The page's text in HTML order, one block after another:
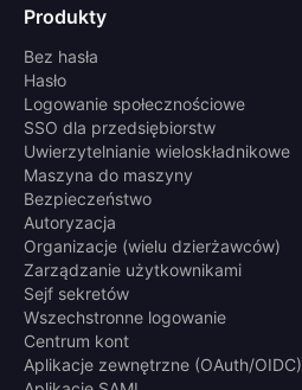
Produkty
Bez hasła
Hasło
Logowanie społecznościowe
SSO dla przedsiębiorstw
Uwierzytelnianie wieloskładnikowe
Maszyna do maszyny
Bezpieczeństwo
Autoryzacja
Organizacje (wielu dzierżawców)
Zarządzanie użytkownikami
Sejf sekretów
Wszechstronne logowanie
Centrum kont
Aplikacje zewnętrzne (OAuth/OIDC)